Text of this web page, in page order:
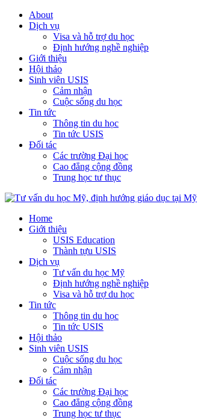
About
Dịch vụ
Visa và hỗ trợ du học
Định hướng nghề nghiệp
Giới thiệu
Hội thảo
Sinh viên USIS
Cảm nhận
Cuộc sống du học
Tin tức
Thông tin du học
Tin tức USIS
Đối tác
Các trường Đại học
Cao đẳng cộng đồng
Trung học tư thục
Home
Giới thiệu
USIS Education
Thành tựu USIS
Dịch vụ
Tư vấn du học Mỹ
Định hướng nghề nghiệp
Visa và hỗ trợ du học
Tin tức
Thông tin du học
Tin tức USIS
Hội thảo
Sinh viên USIS
Cuộc sống du học
Cảm nhận
Đối tác
Các trường Đại học
Cao đẳng cộng đồng
Trung học tư thục